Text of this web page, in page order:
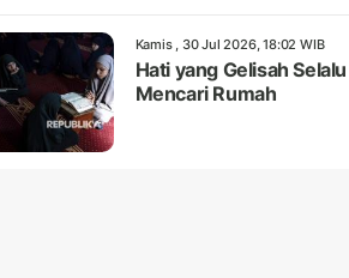
Kamis , 30 Jul 2026, 18:02 WIB
Hati yang Gelisah Selalu
Mencari Rumah